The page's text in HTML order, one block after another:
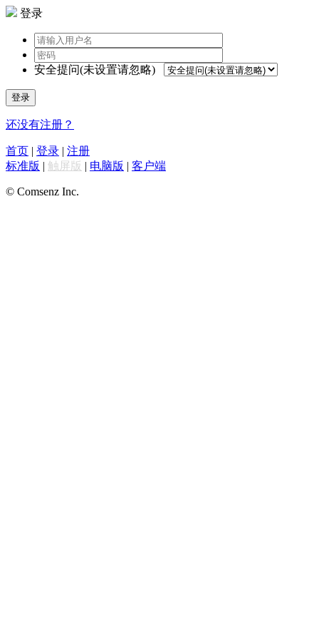
登录
安全提问(未设置请忽略)
登录
还没有注册？
首页 | 登录 | 注册
标准版 | 触屏版 | 电脑版 | 客户端
© Comsenz Inc.